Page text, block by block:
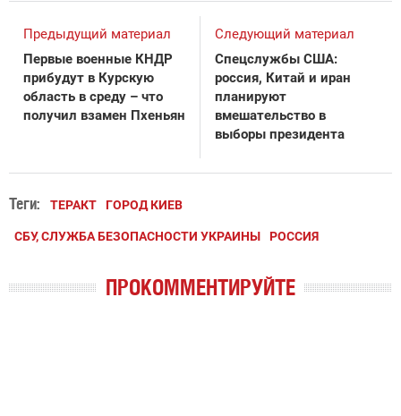
Предыдущий материал
Первые военные КНДР
прибудут в Курскую
область в среду – что
получил взамен Пхеньян
Следующий материал
Спецслужбы США:
россия, Китай и иран
планируют
вмешательство в
выборы президента
Теги: ТЕРАКТ ГОРОД КИЕВ
СБУ, СЛУЖБА БЕЗОПАСНОСТИ УКРАИНЫ РОССИЯ
ПРОКОММЕНТИРУЙТЕ